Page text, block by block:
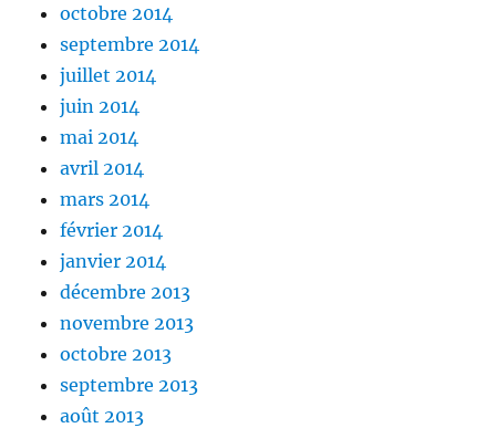
octobre 2014
septembre 2014
juillet 2014
juin 2014
mai 2014
avril 2014
mars 2014
février 2014
janvier 2014
décembre 2013
novembre 2013
octobre 2013
septembre 2013
août 2013